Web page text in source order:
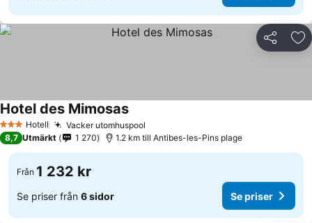
Dela
3 StjärnorHotell Vacker utomhuspool
Hotel des Mimosas
8,7 Utmärkt 1 270 1.2 km till Antibes-les-Pins plage
Från 1 232 kr
Se priser från 6 sidor Se priser